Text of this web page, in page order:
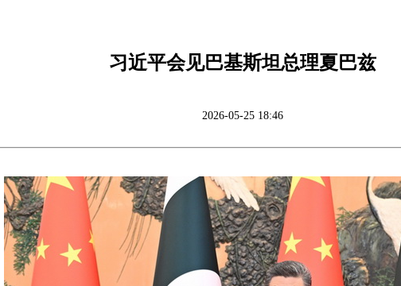
习近平会见巴基斯坦总理夏巴兹
2026-05-25 18:46